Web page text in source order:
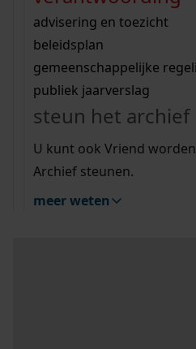
bouwvergunningen
omgevingsvergunningen
vergunningen
beeld en geluid
uitleg nodig?
Wij helpen u op weg met
bekijk alle zoektips
Wij helpen u op weg met
bekijk alle zoektips
bekijk ons
advisering en toezicht
beleidsplan
gemeenschappelijke
publiek jaarverslag
steun het archief
U kunt ook Vriend
Archief steunen.
meer weten
zoektips
Mijn Studiezaal (inloggen)